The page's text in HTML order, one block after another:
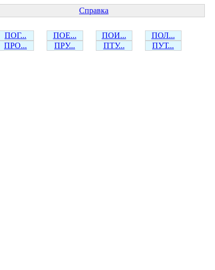
Справка
ПОГ... ПОЕ... ПОИ...
ПОЛ...
ПРО... ПРУ... ПТУ... ПУТ...